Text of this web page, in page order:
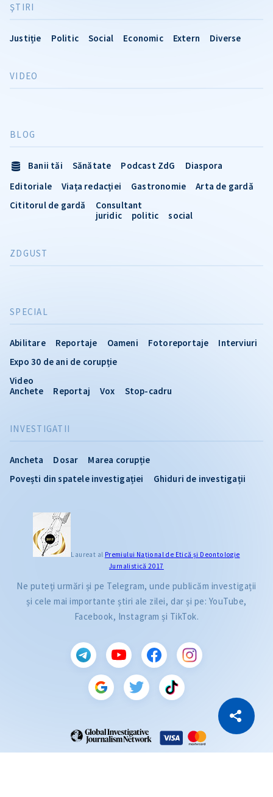
Copiază Link
ŞTIRI
Justiție Politic Social Economic Extern Diverse
INVESTIGATII
Ancheta Dosar
Marea corupție
Povești din spatele investigației
Ghiduri de investigații
VIDEO
SPECIAL
Abilitare Reportaje Oameni Fotoreportaje
Interviuri
Expo 30 de ani de corupție
Video
Anchete
Reportaj Vox Stop-cadru
BLOG
Banii tăi Sănătate Podcast ZdG
Diaspora
Editoriale
Viața redacției Gastronomie
Arta de gardă
Cititorul de gardă
Consultant
juridic
politic social
ZDGUST
Laureat al Premiului Naţional de Etică și Deontologie
Jurnalistică 2017
Ne puteți urmări și pe Telegram, unde publicăm investigații
și cele mai importante știri ale zilei, dar și pe: YouTube,
Facebook, Instagram și TikTok.